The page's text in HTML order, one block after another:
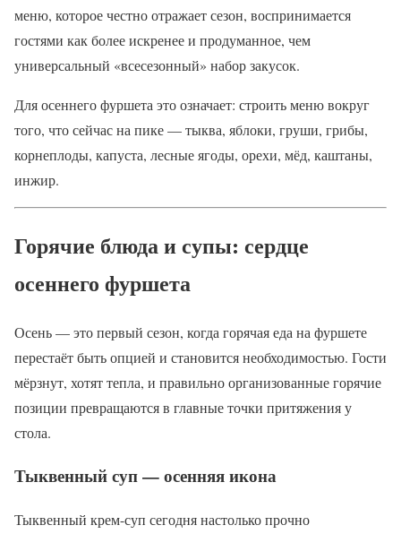
меню, которое честно отражает сезон, воспринимается
гостями как более искренее и продуманное, чем
универсальный «всесезонный» набор закусок.
Для осеннего фуршета это означает: строить меню вокруг
того, что сейчас на пике — тыква, яблоки, груши, грибы,
корнеплоды, капуста, лесные ягоды, орехи, мёд, каштаны,
инжир.
Горячие блюда и супы: сердце
осеннего фуршета
Осень — это первый сезон, когда горячая еда на фуршете
перестаёт быть опцией и становится необходимостью. Гости
мёрзнут, хотят тепла, и правильно организованные горячие
позиции превращаются в главные точки притяжения у
стола.
Тыквенный суп — осенняя икона
Тыквенный крем-суп сегодня настолько прочно